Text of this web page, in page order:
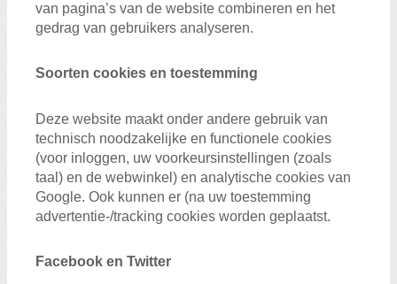
van pagina’s van de website combineren en het
gedrag van gebruikers analyseren.
Soorten cookies en toestemming
Deze website maakt onder andere gebruik van
technisch noodzakelijke en functionele cookies
(voor inloggen, uw voorkeursinstellingen (zoals
taal) en de webwinkel) en analytische cookies van
Google. Ook kunnen er (na uw toestemming
advertentie-/tracking cookies worden geplaatst.
Facebook en Twitter